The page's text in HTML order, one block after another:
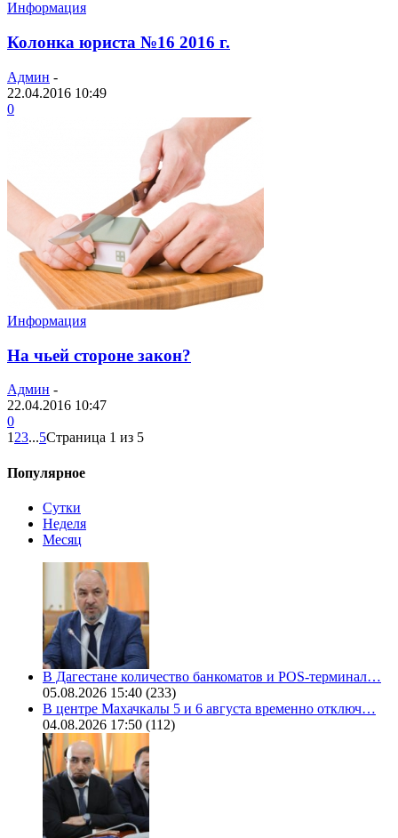
Информация
Колонка юриста №16 2016 г.
Админ -
22.04.2016 10:49
0
Информация
На чьей стороне закон?
Админ -
22.04.2016 10:47
0
1 23...5Страница 1 из 5
Популярное
Сутки
Неделя
Месяц
В Дагестане количество банкоматов и POS-терминал…
05.08.2026 15:40 (233)
В центре Махачкалы 5 и 6 августа временно отключ…
04.08.2026 17:50 (112)